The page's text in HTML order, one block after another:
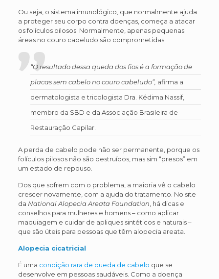
Ou seja, o sistema imunológico, que normalmente ajuda
a proteger seu corpo contra doenças, começa a atacar
os folículos pilosos. Normalmente, apenas pequenas
áreas no couro cabeludo são comprometidas.
“O resultado dessa queda dos fios é a formação de
placas sem cabelo no couro cabeludo”, afirma a
dermatologista e tricologista Dra. Kédima Nassif,
membro da SBD e da Associação Brasileira de
Restauração Capilar.
A perda de cabelo pode não ser permanente, porque os
folículos pilosos não são destruídos, mas sim “presos” em
um estado de repouso.
Dos que sofrem com o problema, a maioria vê o cabelo
crescer novamente, com a ajuda do tratamento. No site
da National Alopecia Areata Foundation , há dicas e
conselhos para mulheres e homens – como aplicar
maquiagem e cuidar de apliques sintéticos e naturais –
que são úteis para pessoas que têm alopecia areata.
Alopecia cicatricial
É uma condição rara de queda de cabelo que se
desenvolve em pessoas saudáveis. Como a doença